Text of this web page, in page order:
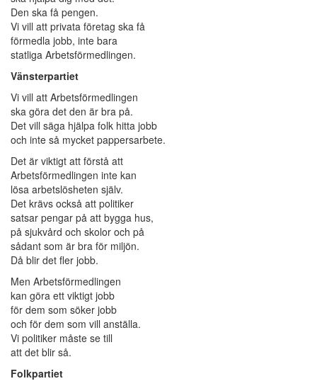
Den ska få pengen.
Vi vill att privata företag ska få
förmedla jobb, inte bara
statliga Arbetsförmedlingen.
Vänsterpartiet
Vi vill att Arbetsförmedlingen
ska göra det den är bra på.
Det vill säga hjälpa folk hitta jobb
och inte så mycket pappersarbete.
Det är viktigt att förstå att
Arbetsförmedlingen inte kan
lösa arbetslösheten själv.
Det krävs också att politiker
satsar pengar på att bygga hus,
på sjukvård och skolor och på
sådant som är bra för miljön.
Då blir det fler jobb.
Men Arbetsförmedlingen
kan göra ett viktigt jobb
för dem som söker jobb
och för dem som vill anställa.
Vi politiker måste se till
att det blir så.
Folkpartiet